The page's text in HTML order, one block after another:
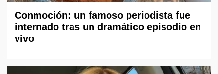
Conmoción: un famoso periodista fue
internado tras un dramático episodio en
vivo